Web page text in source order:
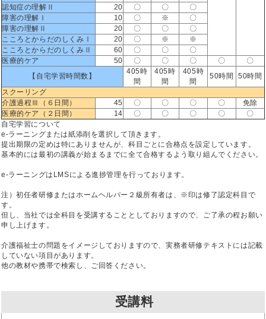
認知症の理解Ⅱ
20 〇 〇
〇
障害の理解Ⅰ
10 〇 ※
〇
障害の理解Ⅱ
20 〇 〇
〇
こころとからだのしくみⅠ
20 〇 ※
※
こころとからだのしくみⅡ
60 〇 〇
〇
医療的ケア
50 〇 〇 〇 〇
〇
【自宅学習時間数】
405時
間
405時
間
405時
間
50時間
50時間
スクーリング
介護過程Ⅲ（６日間）
45 〇 〇 〇 〇
免除
医療的ケア（２日間）
14 〇 〇 〇 〇
〇
自宅学習について
e-ラーニングまたは紙添削を選択して頂きます。
提出期限の定めは特にありませんが、科目ごとに合格点を設定しています。
基本的には最初の講義が始まるまでに全て合格するよう取り組んでください。
e-ラーニングはLMSによる進捗管理を行っております。
注）初任者研修またはホームヘルパー２級所有者は、※印は修了認定科目で
す。
但し、当社では全科目を受講することとしておりますので、ご了承の程お願い
申し上げます。
介護福祉士の問題をイメージしておりますので、実務者研修テキストには記載
していない項目があります。
他の教材や携帯で検索し、ご回答ください。
受講料